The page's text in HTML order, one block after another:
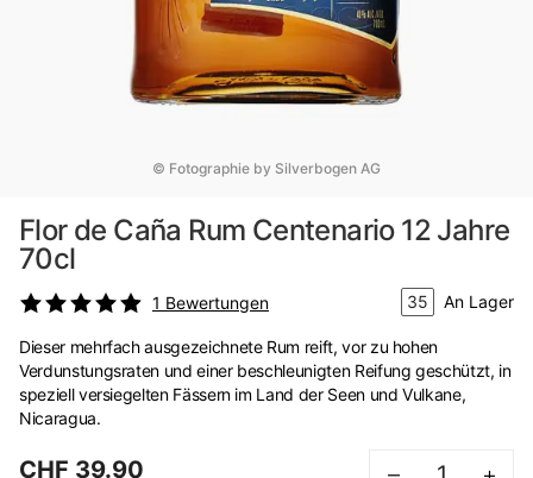
© Fotographie by Silverbogen AG
Flor de Caña Rum Centenario 12 Jahre
70cl
1 Bewertungen 35 An Lager
Dieser mehrfach ausgezeichnete Rum reift, vor zu hohen
Verdunstungsraten und einer beschleunigten Reifung geschützt, in
speziell versiegelten Fässern im Land der Seen und Vulkane,
Nicaragua.
CHF 39.90